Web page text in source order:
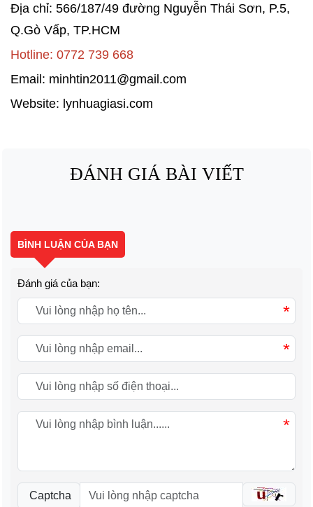
Địa chỉ: 566/187/49 đường Nguyễn Thái Sơn, P.5,
Q.Gò Vấp, TP.HCM
Hotline: 0772 739 668
Email: minhtin2011@gmail.com
Website: lynhuagiasi.com
ĐÁNH GIÁ BÀI VIẾT
BÌNH LUẬN CỦA BẠN
Đánh giá của bạn:
*
*
*
Captcha